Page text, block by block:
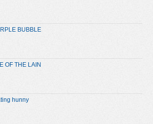
BUBBLE
OF THE LAIN
hunny